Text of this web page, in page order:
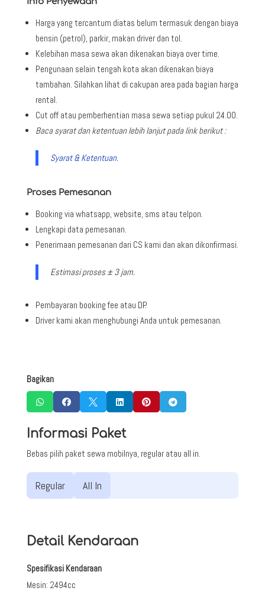
Harga yang tercantum diatas belum termasuk dengan biaya
bensin (petrol), parkir, makan driver dan tol.
Kelebihan masa sewa akan dikenakan biaya over time.
Pengunaan selain tengah kota akan dikenakan biaya
tambahan. Silahkan lihat di cakupan area pada bagian harga
rental.
Cut off atau pemberhentian masa sewa setiap pukul 24.00.
Baca syarat dan ketentuan lebih lanjut pada link berikut :
Syarat & Ketentuan.
Proses Pemesanan
Booking via whatsapp, website, sms atau telpon.
Lengkapi data pemesanan.
Penerimaan pemesanan dari CS kami dan akan dikonfirmasi.
Estimasi proses ± 3 jam.
Pembayaran booking fee atau DP.
Driver kami akan menghubungi Anda untuk pemesanan.
Bagikan
     
Informasi Paket
Bebas pilih paket sewa mobilnya, regular atau all in.
Regular All In
Detail Kendaraan
Spesifikasi Kendaraan
Mesin: 2494cc